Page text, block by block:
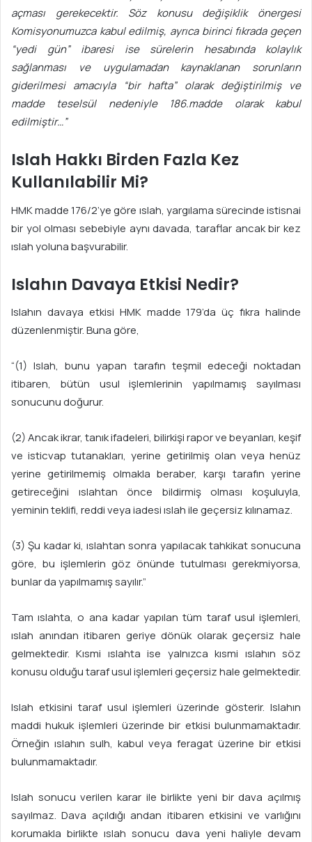
açması gerekecektir. Söz konusu değişiklik önergesi
Komisyonumuzca kabul edilmiş, ayrıca birinci fıkrada geçen
“yedi gün” ibaresi ise sürelerin hesabında kolaylık
sağlanması ve uygulamadan kaynaklanan sorunların
giderilmesi amacıyla “bir hafta” olarak değiştirilmiş ve
madde teselsül nedeniyle 186.madde olarak kabul
edilmiştir…”
Islah Hakkı Birden Fazla Kez
Kullanılabilir Mi?
HMK madde 176/2’ye göre ıslah, yargılama sürecinde istisnai
bir yol olması sebebiyle aynı davada, taraflar ancak bir kez
ıslah yoluna başvurabilir.
Islahın Davaya Etkisi Nedir?
Islahın davaya etkisi HMK madde 179’da üç fıkra halinde
düzenlenmiştir. Buna göre,
“(1) Islah, bunu yapan tarafın teşmil edeceği noktadan
itibaren, bütün usul işlemlerinin yapılmamış sayılması
sonucunu doğurur.
(2) Ancak ikrar, tanık ifadeleri, bilirkişi rapor ve beyanları, keşif
ve isticvap tutanakları, yerine getirilmiş olan veya henüz
yerine getirilmemiş olmakla beraber, karşı tarafın yerine
getireceğini ıslahtan önce bildirmiş olması koşuluyla,
yeminin teklifi, reddi veya iadesi ıslah ile geçersiz kılınamaz.
(3) Şu kadar ki, ıslahtan sonra yapılacak tahkikat sonucuna
göre, bu işlemlerin göz önünde tutulması gerekmiyorsa,
bunlar da yapılmamış sayılır.”
Tam ıslahta, o ana kadar yapılan tüm taraf usul işlemleri,
ıslah anından itibaren geriye dönük olarak geçersiz hale
gelmektedir. Kısmi ıslahta ise yalnızca kısmi ıslahın söz
konusu olduğu taraf usul işlemleri geçersiz hale gelmektedir.
Islah etkisini taraf usul işlemleri üzerinde gösterir. Islahın
maddi hukuk işlemleri üzerinde bir etkisi bulunmamaktadır.
Örneğin ıslahın sulh, kabul veya feragat üzerine bir etkisi
bulunmamaktadır.
Islah sonucu verilen karar ile birlikte yeni bir dava açılmış
sayılmaz. Dava açıldığı andan itibaren etkisini ve varlığını
korumakla birlikte ıslah sonucu dava yeni haliyle devam